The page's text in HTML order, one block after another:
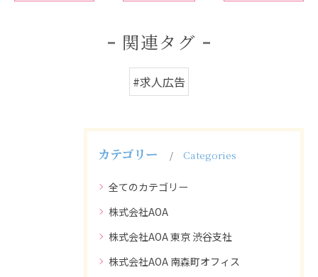
関連タグ
#求人広告
カテゴリー Categories
全てのカテゴリー
株式会社AOA
株式会社AOA 東京 渋谷支社
株式会社AOA 南森町オフィス